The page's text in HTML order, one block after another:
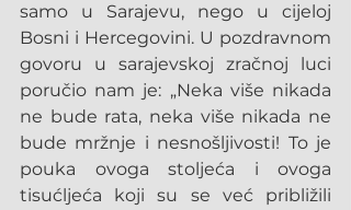
samo u Sarajevu, nego u cijeloj
Bosni i Hercegovini. U pozdravnom
govoru u sarajevskoj zračnoj luci
poručio nam je: „Neka više nikada
ne bude rata, neka više nikada ne
bude mržnje i nesnošljivosti! To je
pouka ovoga stoljeća i ovoga
tisućljeća koji su se već približili